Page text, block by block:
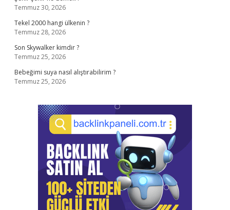
Temmuz 30, 2026
Tekel 2000 hangi ülkenin ?
Temmuz 28, 2026
Son Skywalker kimdir ?
Temmuz 25, 2026
Bebeğimi suya nasıl alıştırabilirim ?
Temmuz 25, 2026